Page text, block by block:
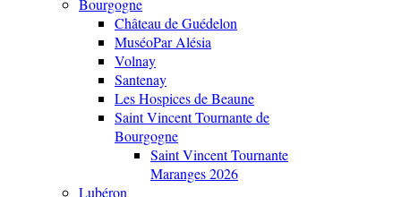
Bourgogne
Château de Guédelon
MuséoPar Alésia
Volnay
Santenay
Les Hospices de Beaune
Saint Vincent Tournante de
Bourgogne
Saint Vincent Tournante
Maranges 2026
Lubéron